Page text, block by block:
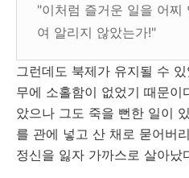
"이처럼 즐거운 일을 어찌
여 알리지 않았는가!"
그런데도 북제가 유지될 수
무에 소홀함이 없었기 때문
았으나 그도 죽을 뻔한 일이
를 관에 넣고 산 채로 묻어버
정신을 잃자 가까스로 살아났